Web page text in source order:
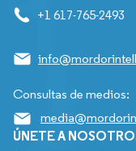
+1 617-765-2493
Consultas de medios:
ÚNETE A